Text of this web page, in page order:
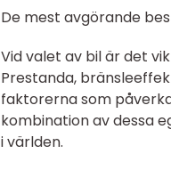
De mest avgörande
Vid valet av bil är det
Prestanda,
faktorerna som
kombination av dessa
i världen.